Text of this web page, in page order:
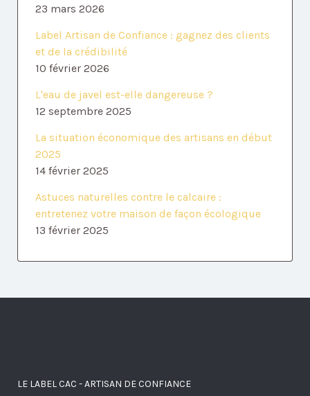
23 mars 2026
Label Artisan de Confiance : gagnez des clients
et de la crédibilité
10 février 2026
L'eau de javel est-elle dangereuse ?
12 septembre 2025
La situation économique des artisans en début
2025
14 février 2025
Astuces naturelles contre le calcaire :
entretenez votre maison de façon écologique
13 février 2025
LE LABEL CAC - ARTISAN DE CONFIANCE